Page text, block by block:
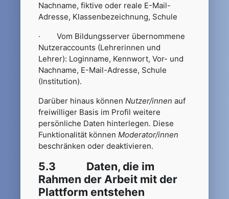
Nachname, fiktive oder reale E-Mail-
Adresse, Klassenbezeichnung, Schule
· Vom Bildungsserver übernommene
Nutzeraccounts (Lehrerinnen und
Lehrer): Loginname, Kennwort, Vor- und
Nachname, E-Mail-Adresse, Schule
(Institution).
Darüber hinaus können Nutzer/innen auf
freiwilliger Basis im Profil weitere
persönliche Daten hinterlegen. Diese
Funktionalität können Moderator/innen
beschränken oder deaktivieren.
5.3 Daten, die im
Rahmen der Arbeit mit der
Plattform entstehen